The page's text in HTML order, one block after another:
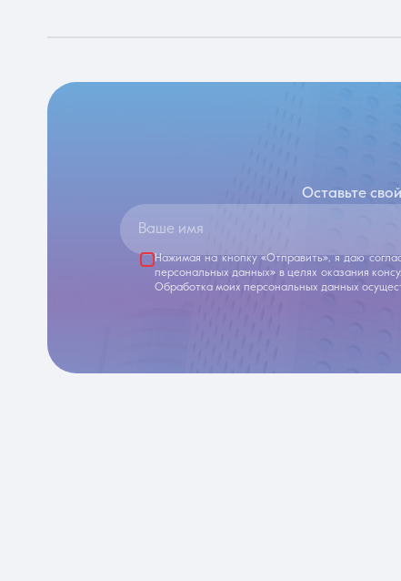
Оставьте
Ваше имя
Нажимая на кнопку «Отправить», я даю
персональных данных» в целях оказания
Обработка моих персональных данных